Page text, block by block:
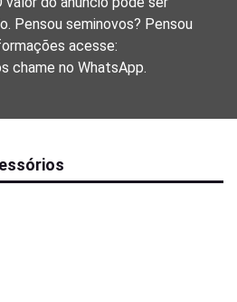
Pensou seminovos? Pensou
acesse:
chame no WhatsApp.